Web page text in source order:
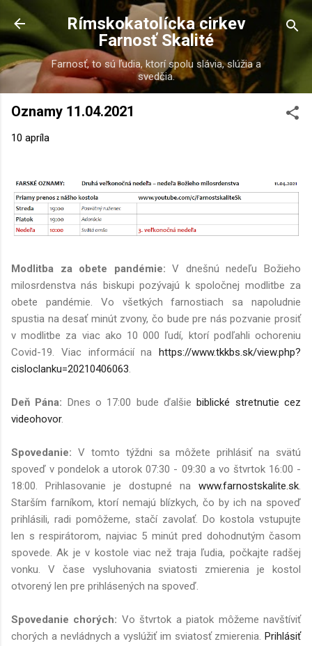
Preskočiť na hlavný obsah
Rímskokatolícka cirkev
Farnosť Skalité
Farnosť, to sú ľudia, ktorí spolu slávia, slúžia a
svedčia.
Oznamy 11.04.2021
10 apríla
Modlitba za obete pandémie: V dnešnú nedeľu Božieho
milosrdenstva nás biskupi pozývajú k spoločnej modlitbe za
obete pandémie. Vo všetkých farnostiach sa napoludnie
spustia na desať minút zvony, čo bude pre nás pozvanie prosiť
v modlitbe za viac ako 10 000 ľudí, ktorí podľahli ochoreniu
Covid-19. Viac informácií na
https://www.tkkbs.sk/view.php?
cisloclanku=20210406063.
Deň Pána: Dnes o 17:00 bude ďalšie biblické stretnutie cez
videohovor.
Spovedanie: V tomto týždni sa môžete prihlásiť na svätú
spoveď v pondelok a utorok 07:30 - 09:30 a vo štvrtok 16:00 -
18:00. Prihlasovanie je dostupné na www.farnostskalite.sk.
Starším farníkom, ktorí nemajú blízkych, čo by ich na spoveď
prihlásili, radi pomôžeme, stačí zavolať. Do kostola vstupujte
len s respirátorom, najviac 5 minút pred dohodnutým časom
spovede. Ak je v kostole viac než traja ľudia, počkajte radšej
vonku. V čase vysluhovania sviatosti zmierenia je kostol
otvorený len pre prihlásených na spoveď.
Spovedanie chorých: Vo štvrtok a piatok môžeme navštíviť
chorých a nevládnych a vyslúžiť im sviatosť zmierenia. Prihlásiť